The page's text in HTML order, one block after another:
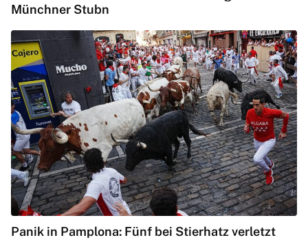
Münchner Stubn
Panik in Pamplona: Fünf bei Stierhatz verletzt